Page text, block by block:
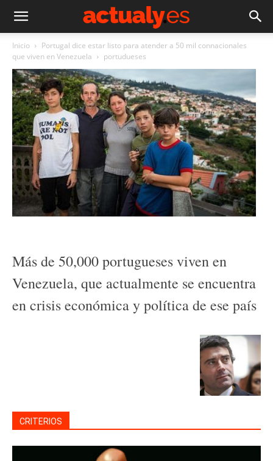
Inicio
Portugal dice estar listo para atender a 50 mil connacionales
que viven en Venezuela
portudueses
Más de 50,000 portugueses viven en
Venezuela, que actualmente se encuentra
en crisis económica y política de ese país
CRITERIOS